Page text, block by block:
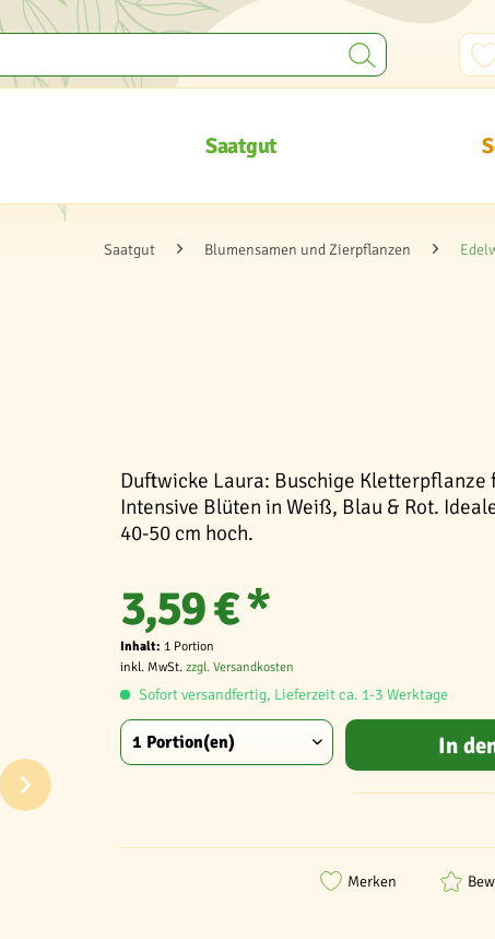
Saatgut
Saatgut Blumensamen und Zierpflanzen
Duftwicke Laura: Buschige Kletterpflanze
Intensive Blüten in Weiß, Blau & Rot.
40-50 cm hoch.
3,59 € *
Inhalt: 1 Portion
inkl. MwSt. zzgl. Versandkosten
Sofort versandfertig, Lieferzeit ca. 1-3 Werktage
In
Merken